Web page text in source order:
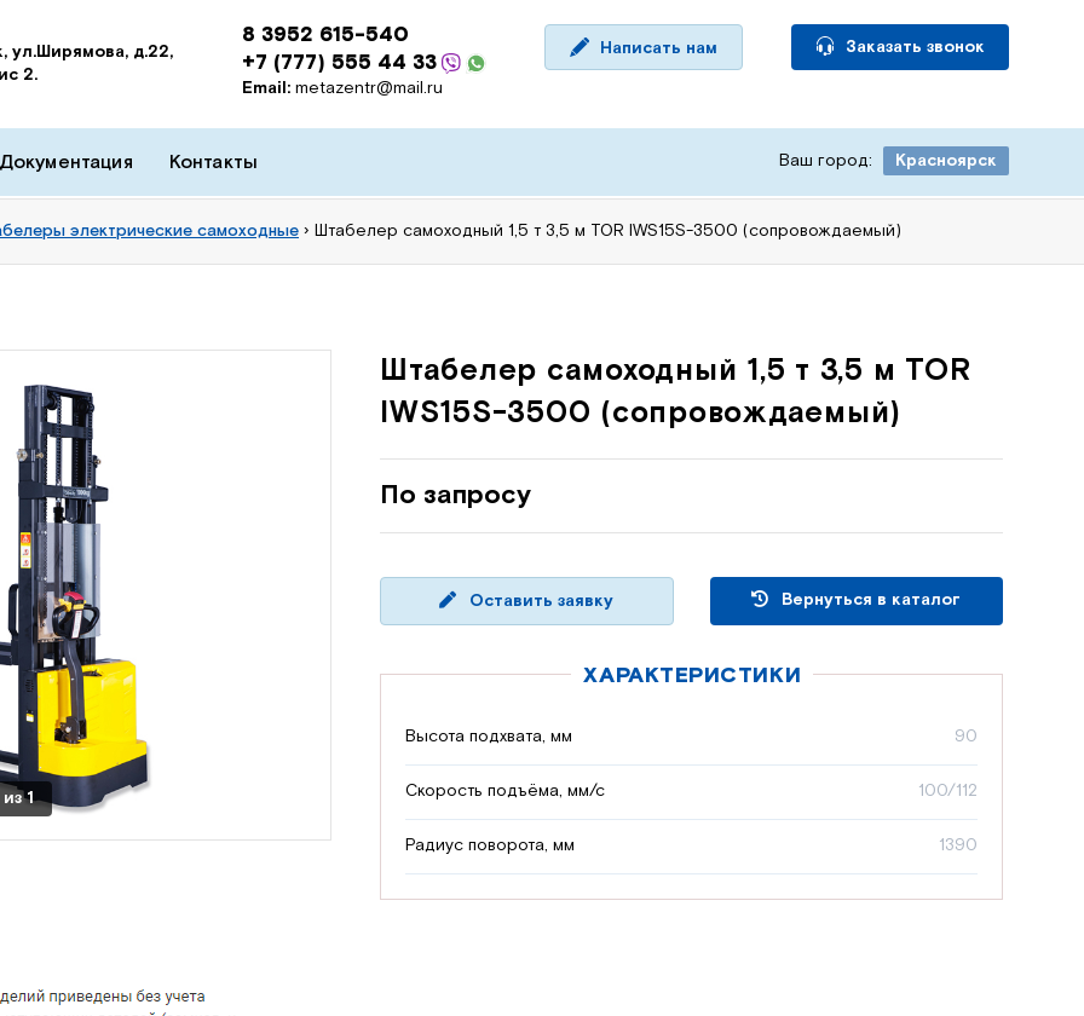
ул.Ширямова, д.22,
2.
8 3952 615-540
+7 (777) 555 44 33
Email: metazentr@mail.ru
Написать нам Заказать звонок
Контакты Ваш город: Красноярск
электрические самоходные › Штабелер самоходный 1,5 т 3,5 м TOR IWS15S-3500 (сопровождаемый)
1
Штабелер самоходный 1,5 т 3,5 м TOR
IWS15S-3500 (сопровождаемый)
По запросу
Оставить заявку Вернуться в каталог
ХАРАКТЕРИСТИКИ
Высота подхвата, мм 90
Скорость подъёма, мм/с 100/112
Радиус поворота, мм 1390